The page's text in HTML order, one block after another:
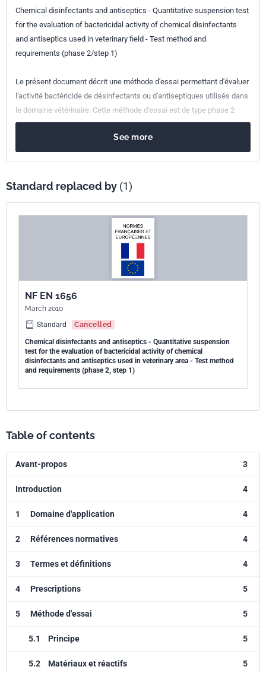
Print number 1 - juin 2004
European kinship
Chemical disinfectants and antiseptics - Quantitative suspension test
for the evaluation of bactericidal activity of chemical disinfectants
and antiseptics used in veterinary field - Test method and
requirements (phase 2/step 1)
Le présent document décrit une méthode d'essai permettant d'évaluer
l'activité bactéricide de désinfectants ou d'antiseptiques utilisés dans
le domaine vétérinaire. Cette méthode d'essai est de type phase 2
étape 1 dans la mesure où elle peut simuler les conditions pratiques
d'emploi du produit ; la norme phase 1 ayant pour but de montrer que le
produit possède une activité bactéricide de base dans des conditions
See more
Standard replaced by (1)
NF EN 1656
March 2010
Standard
Cancelled
Chemical disinfectants and antiseptics - Quantitative suspension
test for the evaluation of bactericidal activity of chemical
disinfectants and antiseptics used in veterinary area - Test method
and requirements (phase 2, step 1)
Table of contents
Avant-propos 3
Introduction 4
1 Domaine d'application 4
2 Références normatives 4
3 Termes et définitions 4
4 Prescriptions 5
5 Méthode d'essai 5
5.1 Principe 5
5.2 Matériaux et réactifs 5